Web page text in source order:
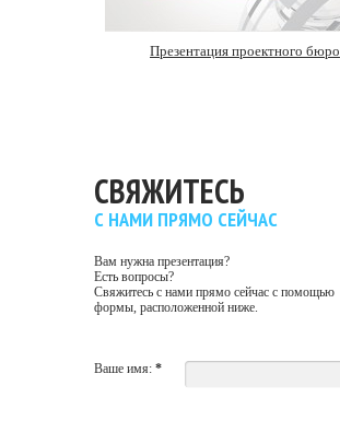
Презентация проектного бюро
СВЯЖИТЕСЬ
С НАМИ ПРЯМО СЕЙЧАС
Вам нужна презентация?
Есть вопросы?
Свяжитесь с нами прямо сейчас с помощью
формы, расположенной ниже.
Ваше имя: *